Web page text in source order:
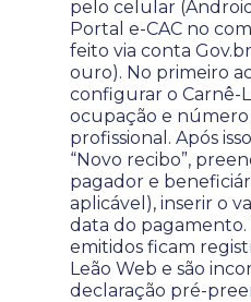
pelo celular
Portal e-CAC no
feito via conta
ouro). No primeiro
configurar o Carnê-
ocupação e
profissional. Após
“Novo recibo”,
pagador e
aplicável), inserir o
data do pagamento.
emitidos ficam
Leão Web e são
declaração pré-